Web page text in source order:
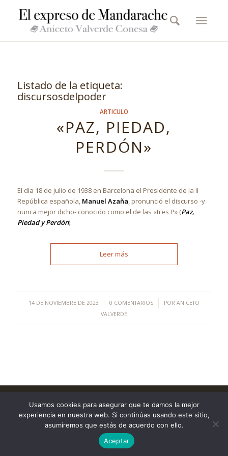
Listado de la etiqueta:
discursosdelpoder
ARTICULO
«PAZ, PIEDAD,
PERDÓN»
El día 18 de julio de 1938 en Barcelona el Presidente de la II
República española, Manuel Azaña, pronunció el discurso -y
nunca mejor dicho- conocido como el de las «tres P» (Paz,
Piedad y Perdón).
Leer más
14 DE NOVIEMBRE DE 2023
/ 0 COMENTARIOS
/ POR ANICETO
VALVERDE
Telecomunicaciones
AVISO LEGAL
Usamos cookies para asegurar que te damos la mejor
experiencia en nuestra web. Si continúas usando este sitio,
asumiremos que estás de acuerdo con ello.
Aceptar